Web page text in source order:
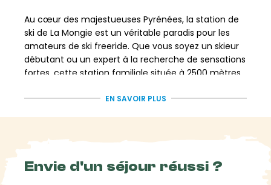
Au cœur des majestueuses Pyrénées, la station de
ski de La Mongie est un véritable paradis pour les
amateurs de ski freeride. Que vous soyez un skieur
débutant ou un expert à la recherche de sensations
fortes, cette station familiale située à 2500 mètres
Plongez dans l'authenticité d'un petit village de
paysages variés et spectaculaires à explorer sur des
dizaines de kilomètres, La Mongie est l'endroit idéal
pour une location de ski freeride inoubliable.
EN SAVOIR PLUS
Envie d'un séjour réussi ?